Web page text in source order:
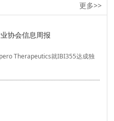
更多>>
协会信息周报
Therapeutics就IBI355达成独